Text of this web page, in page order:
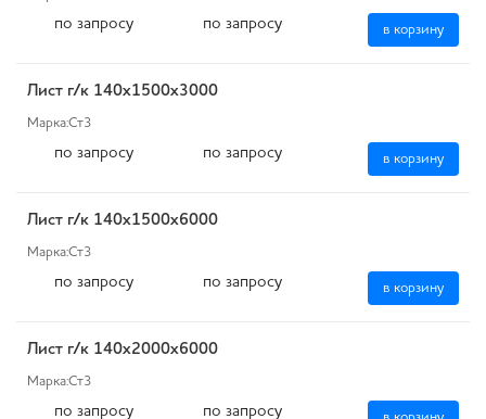
по запросу по запросу в корзину
Лист г/к 140х1500х3000
Марка:Ст3
по запросу по запросу в корзину
Лист г/к 140х1500х6000
Марка:Ст3
по запросу по запросу в корзину
Лист г/к 140х2000х6000
Марка:Ст3
по запросу по запросу